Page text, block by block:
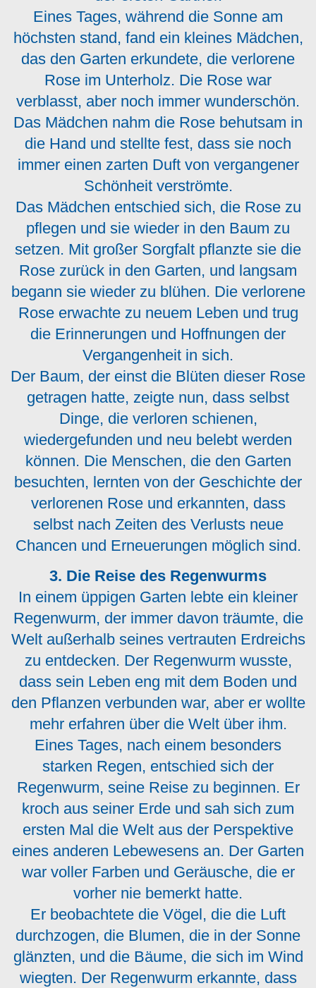
Eines Tages, während die Sonne am
höchsten stand, fand ein kleines Mädchen,
das den Garten erkundete, die verlorene
Rose im Unterholz. Die Rose war
verblasst, aber noch immer wunderschön.
Das Mädchen nahm die Rose behutsam in
die Hand und stellte fest, dass sie noch
immer einen zarten Duft von vergangener
Schönheit verströmte.
Das Mädchen entschied sich, die Rose zu
pflegen und sie wieder in den Baum zu
setzen. Mit großer Sorgfalt pflanzte sie die
Rose zurück in den Garten, und langsam
begann sie wieder zu blühen. Die verlorene
Rose erwachte zu neuem Leben und trug
die Erinnerungen und Hoffnungen der
Vergangenheit in sich.
Der Baum, der einst die Blüten dieser Rose
getragen hatte, zeigte nun, dass selbst
Dinge, die verloren schienen,
wiedergefunden und neu belebt werden
können. Die Menschen, die den Garten
besuchten, lernten von der Geschichte der
verlorenen Rose und erkannten, dass
selbst nach Zeiten des Verlusts neue
Chancen und Erneuerungen möglich sind.
3. Die Reise des Regenwurms
In einem üppigen Garten lebte ein kleiner
Regenwurm, der immer davon träumte, die
Welt außerhalb seines vertrauten Erdreichs
zu entdecken. Der Regenwurm wusste,
dass sein Leben eng mit dem Boden und
den Pflanzen verbunden war, aber er wollte
mehr erfahren über die Welt über ihm.
Eines Tages, nach einem besonders
starken Regen, entschied sich der
Regenwurm, seine Reise zu beginnen. Er
kroch aus seiner Erde und sah sich zum
ersten Mal die Welt aus der Perspektive
eines anderen Lebewesens an. Der Garten
war voller Farben und Geräusche, die er
vorher nie bemerkt hatte.
Er beobachtete die Vögel, die die Luft
durchzogen, die Blumen, die in der Sonne
glänzten, und die Bäume, die sich im Wind
wiegten. Der Regenwurm erkannte, dass